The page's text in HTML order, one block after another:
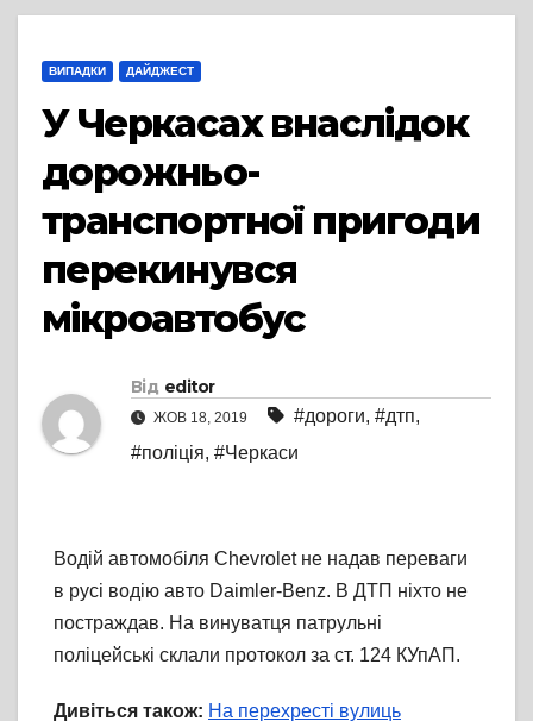
ВИПАДКИ ДАЙДЖЕСТ
У Черкасах внаслідок
дорожньо-
транспортної пригоди
перекинувся
мікроавтобус
Від editor
ЖОВ 18, 2019 #дороги, #дтп,
#поліція, #Черкаси
Водій автомобіля Chevrolet не надав переваги
в русі водію авто Daimler-Benz. В ДТП ніхто не
постраждав. На винуватця патрульні
поліцейські склали протокол за ст. 124 КУпАП.
Дивіться також: На перехресті вулиць